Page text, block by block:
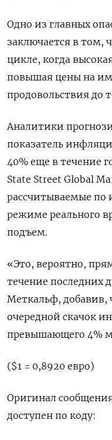
Одно из главных
заключается в том,
цикле, когда
повышая цены на
продовольствия до
Аналитики
показатель
40% еще в течение
State Street Global
рассчитываемые
режиме реального
подъем.
«Это, вероятно,
течение последних
Меткальф, добавив,
очередной скачок
превышающего 4%
($1 = 0,8920 евро)
Оригинал
доступен по коду: